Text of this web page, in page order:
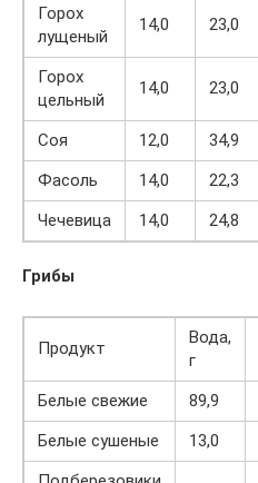
Горох
лущеный
14,0 23,0
Горох
цельный
14,0 23,0
Соя 12,0 34,9
Фасоль
14,0 22,3
Чечевица
14,0 24,8
Грибы
Продукт
Вода,
г
Белые свежие
89,9
Белые сушеные
13,0